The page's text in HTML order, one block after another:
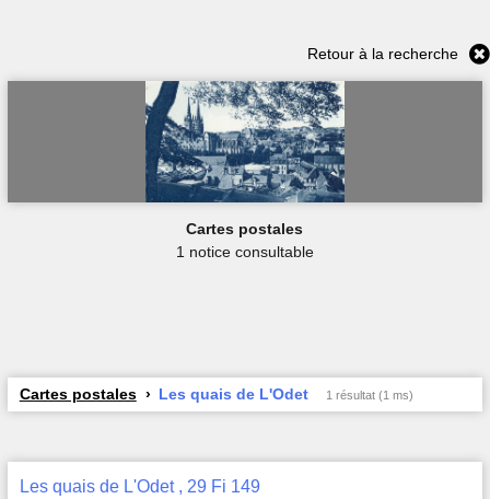
Retour à la recherche
Cartes postales
1 notice consultable
Cartes postales Les quais de L'Odet 1 résultat (1 ms)
Les quais de L'Odet , 29 Fi 149